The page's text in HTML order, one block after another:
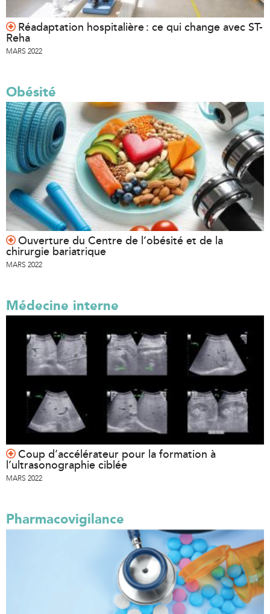
Réadaptation hospitalière : ce qui change avec ST-
Reha
MARS 2022
Obésité
Ouverture du Centre de l’obésité et de la
chirurgie bariatrique
MARS 2022
Médecine interne
Coup d’accélérateur pour la formation à
l’ultrasonographie ciblée
MARS 2022
Pharmacovigilance